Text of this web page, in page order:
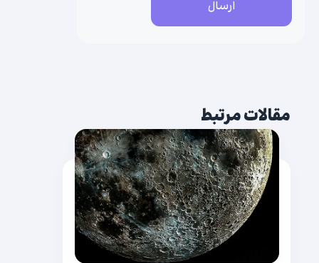
مقالات مرتبط